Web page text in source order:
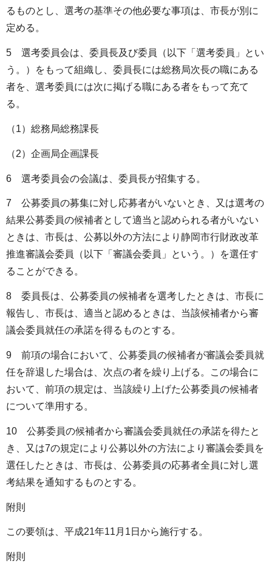
るものとし、選考の基準その他必要な事項は、市長が別に
定める。
5 選考委員会は、委員長及び委員（以下「選考委員」とい
う。）をもって組織し、委員長には総務局次長の職にある
者を、選考委員には次に掲げる職にある者をもって充て
る。
（1）総務局総務課長
（2）企画局企画課長
6 選考委員会の会議は、委員長が招集する。
7 公募委員の募集に対し応募者がいないとき、又は選考の
結果公募委員の候補者として適当と認められる者がいない
ときは、市長は、公募以外の方法により静岡市行財政改革
推進審議会委員（以下「審議会委員」という。）を選任す
ることができる。
8 委員長は、公募委員の候補者を選考したときは、市長に
報告し、市長は、適当と認めるときは、当該候補者から審
議会委員就任の承諾を得るものとする。
9 前項の場合において、公募委員の候補者が審議会委員就
任を辞退した場合は、次点の者を繰り上げる。この場合に
おいて、前項の規定は、当該繰り上げた公募委員の候補者
について準用する。
10 公募委員の候補者から審議会委員就任の承諾を得たと
き、又は7の規定により公募以外の方法により審議会委員を
選任したときは、市長は、公募委員の応募者全員に対し選
考結果を通知するものとする。
附則
この要領は、平成21年11月1日から施行する。
附則